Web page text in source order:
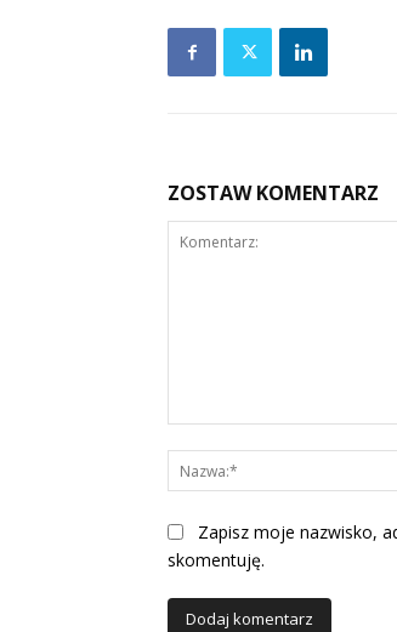
ZOSTAW KOMENTARZ
Zapisz moje nazwisko,
skomentuję.